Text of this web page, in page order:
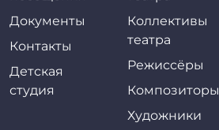
Документы
Контакты
Детская
студия
Коллективы
театра
Режиссёры
Композиторы
Художники